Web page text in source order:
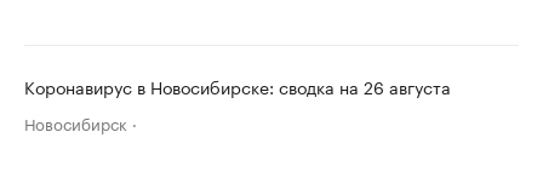
Коронавирус в Новосибирске: сводка на 26 августа
Новосибирск